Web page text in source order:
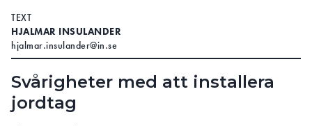
hus.
– Då går det ju inte att koppla in exempelvis
dammsugare, luftkonditionering och övriga klass I-
apparater (som har jordad stickpropp), säger han.
TEXT
HJALMAR INSULANDER
hjalmar.insulander@in.se
Svårigheter med att installera
jordtag